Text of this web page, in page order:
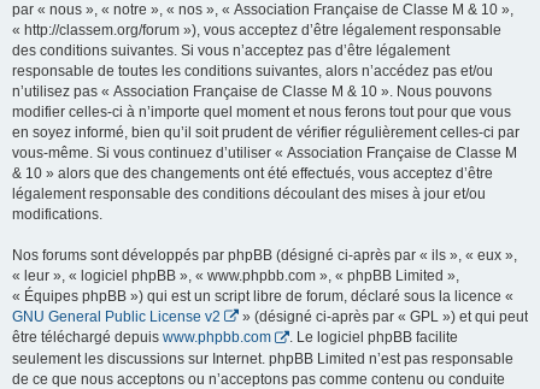
par « nous », « notre », « nos », « Association Française de Classe M & 10 »,
« http://classem.org/forum »), vous acceptez d’être légalement responsable
des conditions suivantes. Si vous n’acceptez pas d’être légalement
responsable de toutes les conditions suivantes, alors n’accédez pas et/ou
n’utilisez pas « Association Française de Classe M & 10 ». Nous pouvons
modifier celles-ci à n’importe quel moment et nous ferons tout pour que vous
en soyez informé, bien qu’il soit prudent de vérifier régulièrement celles-ci par
vous-même. Si vous continuez d’utiliser « Association Française de Classe M
& 10 » alors que des changements ont été effectués, vous acceptez d’être
légalement responsable des conditions découlant des mises à jour et/ou
modifications.
Nos forums sont développés par phpBB (désigné ci-après par « ils », « eux »,
« leur », « logiciel phpBB », « www.phpbb.com », « phpBB Limited »,
« Équipes phpBB ») qui est un script libre de forum, déclaré sous la licence «
GNU General Public License v2
» (désigné ci-après par « GPL ») et qui peut
être téléchargé depuis www.phpbb.com
. Le logiciel phpBB facilite
seulement les discussions sur Internet. phpBB Limited n’est pas responsable
de ce que nous acceptons ou n’acceptons pas comme contenu ou conduite